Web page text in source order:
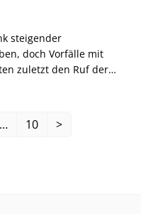
steigender
doch Vorfälle mit
zuletzt den Ruf der
… 10 >